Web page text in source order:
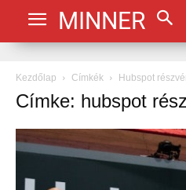
MINNER
Kezdőlap Címkék Hubspot
Címke: hubspot